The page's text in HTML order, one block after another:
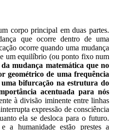
corpo principal em duas partes.
que ocorre dentro de uma
ocorre quando uma mudança
um equilíbrio (ou ponto fixo num
da mudança matemática que no
geométrico de uma frequência
bifurcação na estrutura do
acentuada para nós
à divisão iminente entre linhas
expressão de consciência
ela se desloca para o futuro.
a humanidade estão prestes a